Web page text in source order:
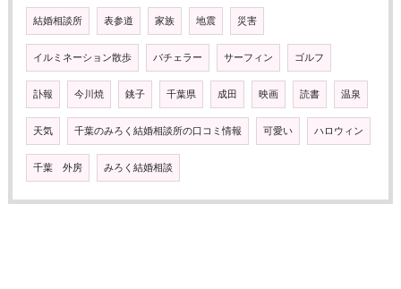
結婚相談所 表参道 家族 地震 災害
イルミネーション散歩 バチェラー サーフィン ゴルフ
訃報 今川焼 銚子 千葉県 成田 映画 読書 温泉
天気 千葉のみろく結婚相談所の口コミ情報 可愛い ハロウィン
千葉 外房 みろく結婚相談